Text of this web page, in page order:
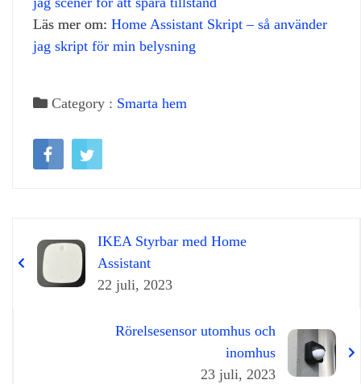
Läs mer om: Home Assistant Skript – så använder
jag skript för min belysning
Category : Smarta hem
IKEA Styrbar med Home
Assistant
22 juli, 2023
Rörelsesensor utomhus och
inomhus
23 juli, 2023